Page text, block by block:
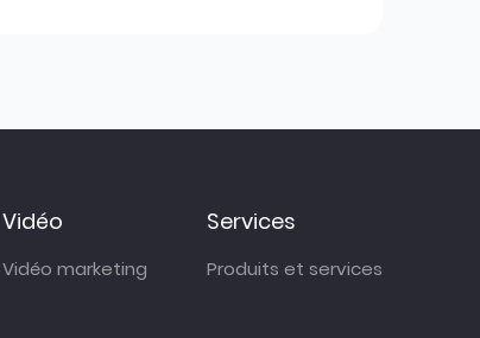
Vidéo
Vidéo marketing
Services
Produits et services